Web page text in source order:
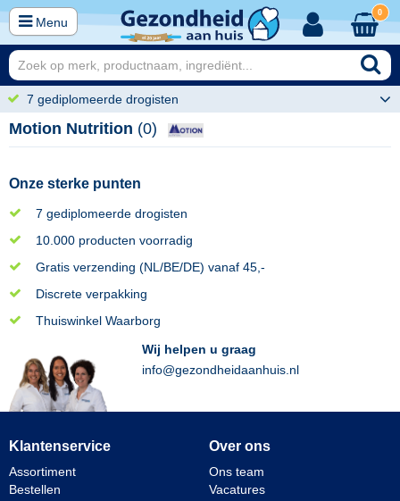
Menu
0
7 gediplomeerde drogisten
Motion Nutrition (0)
Onze sterke punten
7 gediplomeerde drogisten
10.000 producten voorradig
Gratis verzending (NL/BE/DE) vanaf 45,-
Discrete verpakking
Thuiswinkel Waarborg
Wij helpen u graag
info@gezondheidaanhuis.nl
Klantenservice
Assortiment
Bestellen
Over ons
Ons team
Vacatures